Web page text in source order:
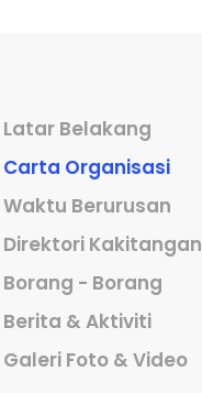
Latar Belakang
Carta Organisasi
Waktu Berurusan
Direktori Kakitangan
Borang - Borang
Berita & Aktiviti
Galeri Foto & Video